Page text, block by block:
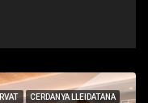
CERDANYA LLEIDATANA